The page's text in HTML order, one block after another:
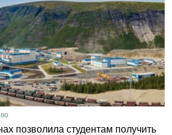
позволила студентам получить